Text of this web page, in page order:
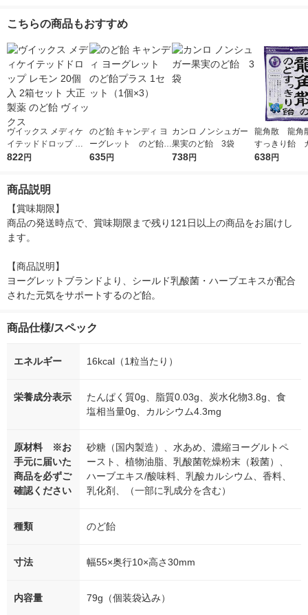
こちらの商品もおすすめ
ヴイックス メディケ
イテッドドロップ レ
モン 20個入 2箱セッ
822円
のど飴 キャンディ ヨ
ーグレット のど飴プ
ラス 1セット（1個×
635円
カンロ ノンシュガー
果実のど飴 3袋
738円
龍角散 龍角
すっきり飴
ブルーベリ
638円
商品説明
【賞味期限】
商品の発送時点で、賞味期限まで残り121日以上の商品をお届けし
ます。
【商品説明】
ヨーグレットブランドより、シールド乳酸菌・ハーブエキスが配合
された元気をサポートするのど飴。
商品仕様/スペック
エネルギー 16kcal（1粒当たり）
栄養成分表示
たんぱく質0g、脂質0.03g、炭水化物3.8g、食
塩相当量0g、カルシウム4.3mg
原材料 ※お
手元に届いた
商品を必ずご
確認ください
砂糖（国内製造）、水あめ、濃縮ヨーグルトペ
ースト、植物油脂、乳酸菌乾燥粉末（殺菌）、
ハーブエキス/酸味料、乳酸カルシウム、香料、
乳化剤、（一部に乳成分を含む）
種類 のど飴
寸法 幅55×奥行10×高さ30mm
内容量 79g（個装袋込み）